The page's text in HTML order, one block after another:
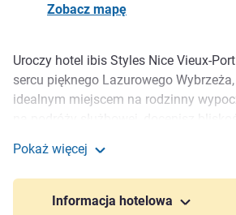
Zobacz mapę
Opis
Uroczy hotel ibis Styles Nice Vieux-
sercu pięknego Lazurowego
idealnym miejscem na rodzinny
hotelem. Przestronne sypialnie z Wi-Fi
czynnym codziennie do północy.
pracy w centrum coworkingowym Wojo.
Pokaż więcej
Informacja hotelowa